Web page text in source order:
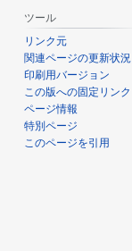
ツール
リンク元
関連ページの更新状況
印刷用バージョン
この版への固定リンク
ページ情報
特別ページ
このページを引用